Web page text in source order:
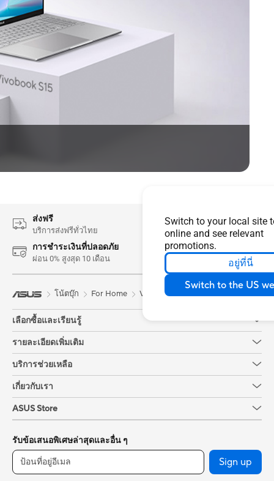
Switch to your local site
online and see relevant
promotions.
อยู่ที่นี่
Switch to the US
ส่งฟรี
บริการส่งฟรีทั่วไทย
การชำระเงินที่ปลอดภัย
ผ่อน 0% สูงสุด 10 เดือน
โน้ตบุ๊ก For Home Vivobook
เลือกซื้อและเรียนรู้
สมาร์ทโฟน / อุปกรณ์พกพา
เครื่องเล่นเกมพกพา
โน้ตบุ๊ก
For Creators
For Gaming
For Work
For Students
รายละเอียดเพิ่มเติม
Product Guide
ASUS 4A Guarantee
ASUS Service Center
AVC Licensing Notice
ASUS Blog
AI PC
บริการช่วยเหลือ
ศูนย์บริการ
ติดต่อเรา (Call Center)
ตรวจสอบสถานะการซ่อม
ตรวจสอบการรับประกัน
เกี่ยวกับเรา
เกี่ยวกับ เอซุส
กรีนเอซุส
ASUS Store
ASUS Online Store
รับข้อเสนอพิเศษล่าสุดและอื่น ๆ
Sign up